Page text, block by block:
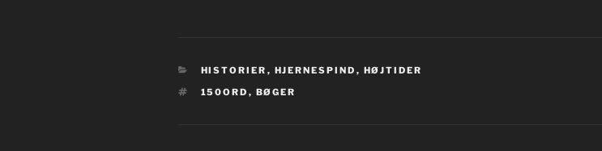
KATEGORIER
HISTORIER , HJERNESPIND , HØJTIDER
TAGS
150ORD , BØGER